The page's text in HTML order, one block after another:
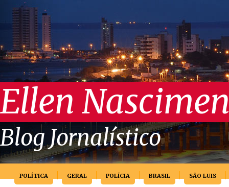
Ellen
Blog Jornalístico
POLÍTICA GERAL POLÍCIA BRASIL SÃO LUIS